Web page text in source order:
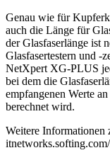
Genau wie für
auch die Länge für
der Glasfaserlänge ist
Glasfasertestern und -
NetXpert XG-PLUS
bei dem die
empfangenen Werte
berechnet wird.
Weitere